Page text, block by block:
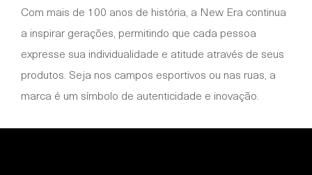
Com mais de 100 anos de história, a New Era continua
a inspirar gerações, permitindo que cada pessoa
expresse sua individualidade e atitude através de seus
produtos. Seja nos campos esportivos ou nas ruas, a
marca é um símbolo de autenticidade e inovação.